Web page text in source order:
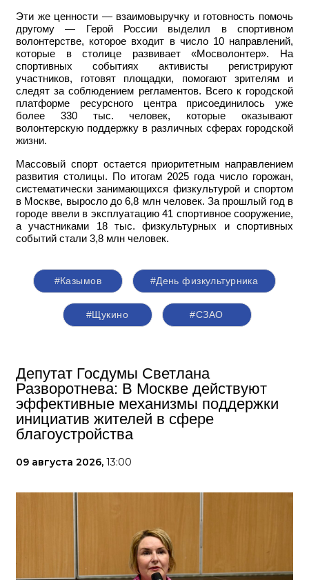
Эти же ценности — взаимовыручку и готовность помочь
другому — Герой России выделил в спортивном
волонтерстве, которое входит в число 10 направлений,
которые в столице развивает «Мосволонтер». На
спортивных событиях активисты регистрируют
участников, готовят площадки, помогают зрителям и
следят за соблюдением регламентов. Всего к городской
платформе ресурсного центра присоединилось уже
более 330 тыс. человек, которые оказывают
волонтерскую поддержку в различных сферах городской
жизни.
Массовый спорт остается приоритетным направлением
развития столицы. По итогам 2025 года число горожан,
систематически занимающихся физкультурой и спортом
в Москве, выросло до 6,8 млн человек. За прошлый год в
городе ввели в эксплуатацию 41 спортивное сооружение,
а участниками 18 тыс. физкультурных и спортивных
событий стали 3,8 млн человек.
#Казымов #День физкультурника
#Щукино #СЗАО
Депутат Госдумы Светлана
Разворотнева: В Москве действуют
эффективные механизмы поддержки
инициатив жителей в сфере
благоустройства
09 августа 2026, 13:00